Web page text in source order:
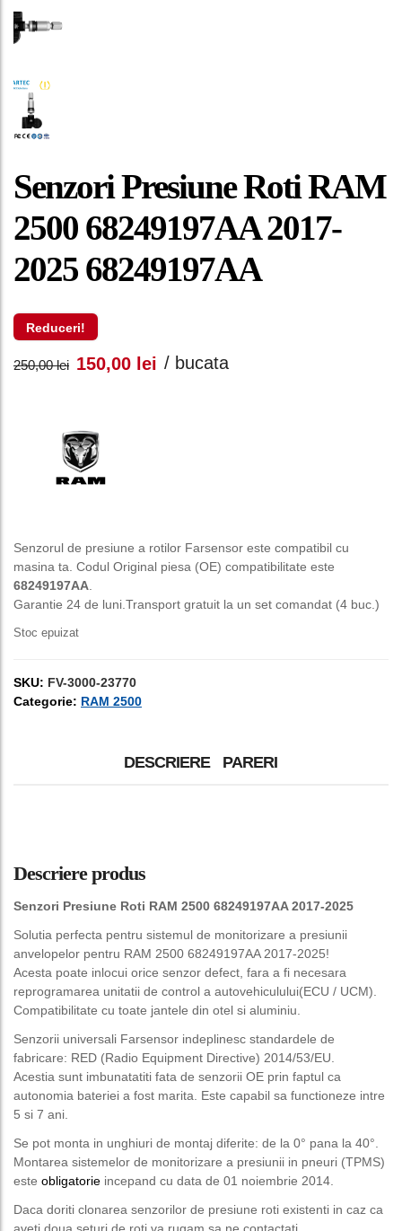
Senzori Presiune Roti RAM
2500 68249197AA 2017-
2025 68249197AA
Reduceri!
250,00lei Prețul
a
fost:
150,00 lei Prețul
/ bucata
Senzorul de presiune a rotilor Farsensor este compatibil cu
masina ta. Codul Original piesa (OE) compatibilitate este
68249197AA
Garantie 24 de luni.Transport gratuit la un set comandat (4 buc.)
Stoc epuizat
SKU: FV-3000-23770
Categorie: RAM 2500
DESCRIERE PARERI
Descriere produs
Senzori Presiune Roti RAM 2500 68249197AA 2017-2025
Solutia perfecta pentru sistemul de monitorizare a presiunii
anvelopelor pentru RAM 2500 68249197AA 2017-2025!
Acesta poate inlocui orice senzor defect, fara a fi necesara
reprogramarea unitatii de control a autovehiculului(ECU / UCM).
Compatibilitate cu toate jantele din otel si aluminiu.
Senzorii universali Farsensor indeplinesc standardele de
fabricare: RED (Radio Equipment Directive) 2014/53/EU.
Acestia sunt imbunatatiti fata de senzorii OE prin faptul ca
autonomia bateriei a fost marita. Este capabil sa functioneze intre
5 si 7 ani.
Se pot monta in unghiuri de montaj diferite: de la 0° pana la 40°.
Montarea sistemelor de monitorizare a presiunii in pneuri (TPMS)
este obligatorie incepand cu data de 01 noiembrie 2014.
Daca doriti clonarea senzorilor de presiune roti existenti in caz ca
aveti doua seturi de roti va rugam sa ne contactati.